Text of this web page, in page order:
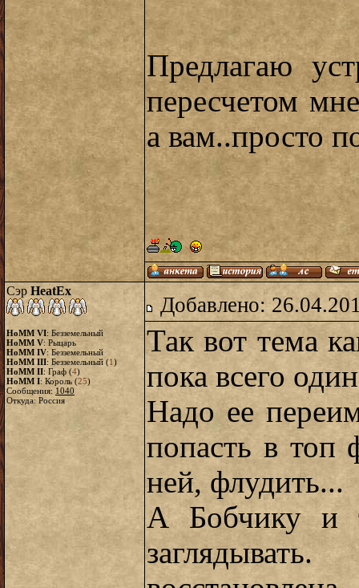
Предлагаю
пересчетом
а вам..просто
Сэр HeatEx
HoMM VI: Безземельный
HoMM V: Рыцарь
HoMM IV: Безземельный
HoMM III: Безземельный (1)
HoMM II: Граф (4)
HoMM I: Король (25)
Сообщения: 1040
Откуда: Россия
Добавлено:
Так вот тема
пока всего
Надо ее
попасть в топ
ней, флудить...
А Бобчику и